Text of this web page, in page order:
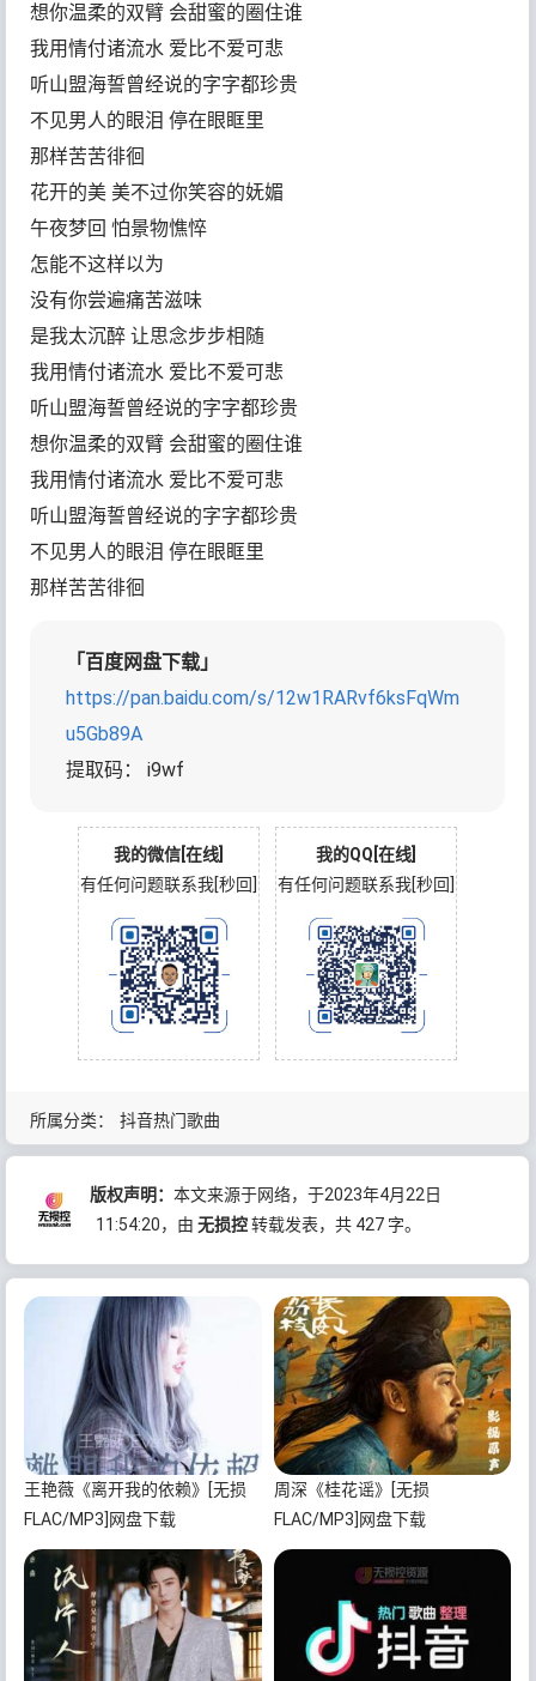
所属分类： 抖音热门歌曲
想你温柔的双臂 会甜蜜的圈住谁
我用情付诸流水 爱比不爱可悲
听山盟海誓曾经说的字字都珍贵
不见男人的眼泪 停在眼眶里
那样苦苦徘徊
花开的美 美不过你笑容的妩媚
午夜梦回 怕景物憔悴
怎能不这样以为
没有你尝遍痛苦滋味
是我太沉醉 让思念步步相随
我用情付诸流水 爱比不爱可悲
听山盟海誓曾经说的字字都珍贵
想你温柔的双臂 会甜蜜的圈住谁
我用情付诸流水 爱比不爱可悲
听山盟海誓曾经说的字字都珍贵
不见男人的眼泪 停在眼眶里
那样苦苦徘徊
「百度网盘下载」
https://pan.baidu.com/s/12w1RARvf6ksFqWm
u5Gb89A
提取码： i9wf
我的微信[在线]
有任何问题联系我[秒回]
我的QQ[在线]
有任何问题联系我[秒回]
版权声明：本文来源于网络，于2023年4月22日
11:54:20，由无损控转载发表，共 427 字。
王艳薇《离开我的依赖》[无损
FLAC/MP3]网盘下载
周深《桂花谣》[无损
FLAC/MP3]网盘下载